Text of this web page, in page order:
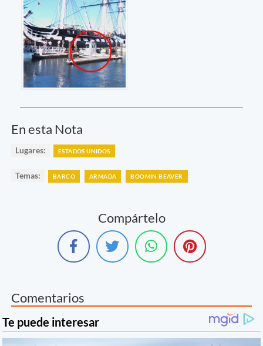
En esta Nota
Lugares: ESTADOS UNIDOS
Temas: BARCO ARMADA BOOMIN BEAVER
Compártelo
Comentarios